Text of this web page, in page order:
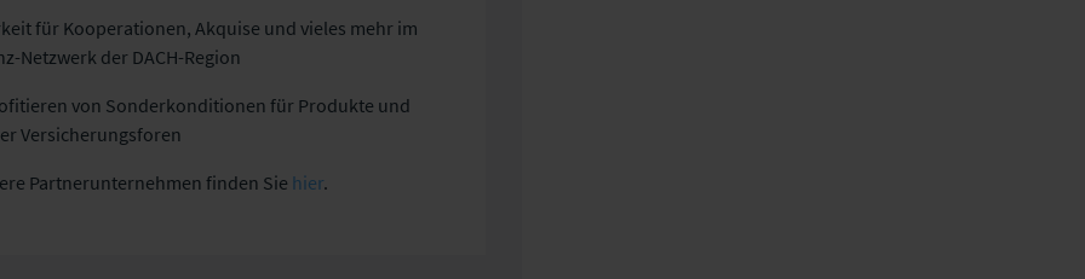
für Kooperationen, Akquise und vieles mehr im
Netzwerk der DACH-Region
von Sonderkonditionen für Produkte und
Versicherungsforen
Partnerunternehmen finden Sie hier.